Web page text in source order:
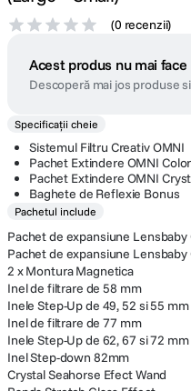
(0 recenzii)
Acest produs nu mai
Descoperă mai jos produse
Specificații cheie
Sistemul Filtru Creativ OMNI
Pachet Extindere OMNI Color
Pachet Extindere OMNI
Baghete de Reflexie Bonus
Pachetul include
Pachet de expansiune Lensbaby
Pachet de expansiune Lensbaby
2 x Montura Magnetica
Inel de filtrare de 58 mm
Inele Step-Up de 49, 52 si 55 mm
Inel de filtrare de 77 mm
Inele Step-Up de 62, 67 si 72 mm
Inel Step-down 82mm
Crystal Seahorse Efect Wand